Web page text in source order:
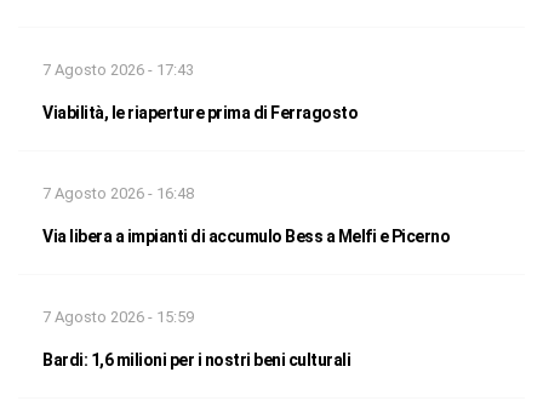
7 Agosto 2026 - 17:43
Viabilità, le riaperture prima di Ferragosto
7 Agosto 2026 - 16:48
Via libera a impianti di accumulo Bess a Melfi e Picerno
7 Agosto 2026 - 15:59
Bardi: 1,6 milioni per i nostri beni culturali